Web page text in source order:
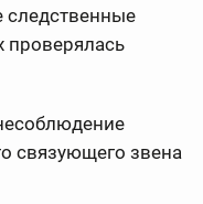
следственные
проверялась
связующего звена